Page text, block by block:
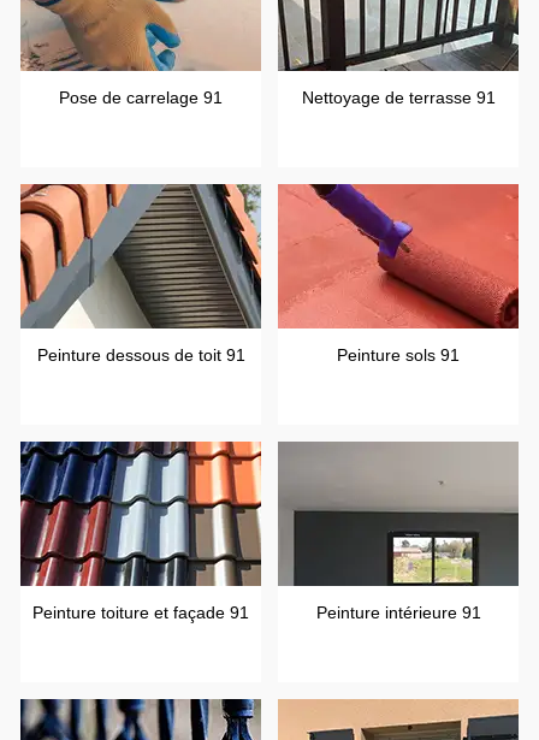
Pose de carrelage 91 Nettoyage de terrasse 91
Peinture dessous de toit 91 Peinture sols 91
Peinture toiture et façade 91 Peinture intérieure 91